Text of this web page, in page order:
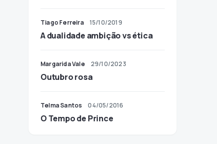
Tiago Ferreira 15/10/2019
A dualidade ambição vs ética
Margarida Vale 29/10/2023
Outubro rosa
Telma Santos 04/05/2016
O Tempo de Prince